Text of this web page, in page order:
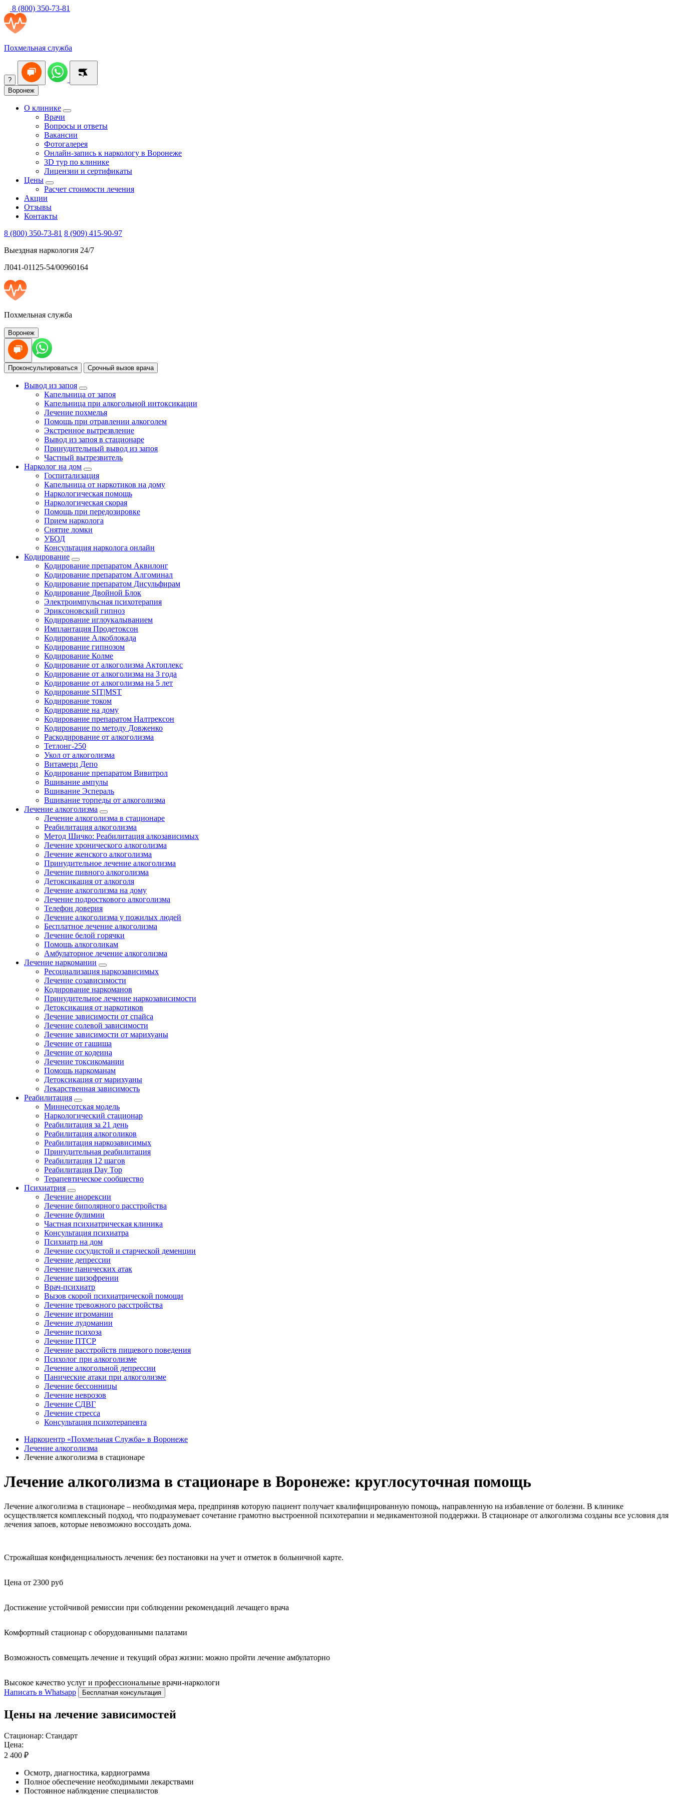
8 (800) 350-73-81
Похмельная служба
?
Воронеж
О клинике
Врачи
Вопросы и ответы
Вакансии
Фотогалерея
Онлайн-запись к наркологу в Воронеже
3D тур по клинике
Лицензии и сертификаты
Цены
Расчет стоимости лечения
Акции
Отзывы
Контакты
8 (800) 350-73-81 8 (909) 415-90-97
Выездная наркология 24/7
Л041-01125-54/00960164
Похмельная служба
Воронеж
Проконсультироваться Срочный вызов врача
Вывод из запоя
Капельница от запоя
Капельница при алкогольной интоксикации
Лечение похмелья
Помощь при отравлении алкоголем
Экстренное вытрезвление
Вывод из запоя в стационаре
Принудительный вывод из запоя
Частный вытрезвитель
Нарколог на дом
Госпитализация
Капельница от наркотиков на дому
Наркологическая помощь
Наркологическая скорая
Помощь при передозировке
Прием нарколога
Снятие ломки
УБОД
Консультация нарколога онлайн
Кодирование
Кодирование препаратом Аквилонг
Кодирование препаратом Алгоминал
Кодирование препаратом Дисульфирам
Кодирование Двойной Блок
Электроимпульсная психотерапия
Эриксоновский гипноз
Кодирование иглоукалыванием
Имплантация Продетоксон
Кодирование Алкоблокада
Кодирование гипнозом
Кодирование Колме
Кодирование от алкоголизма Актоплекс
Кодирование от алкоголизма на 3 года
Кодирование от алкоголизма на 5 лет
Кодирование SIT|MST
Кодирование током
Кодирование на дому
Кодирование препаратом Налтрексон
Кодирование по методу Довженко
Раскодирование от алкоголизма
Тетлонг-250
Укол от алкоголизма
Витамерц Депо
Кодирование препаратом Вивитрол
Вшивание ампулы
Вшивание Эспераль
Вшивание торпеды от алкоголизма
Лечение алкоголизма
Лечение алкоголизма в стационаре
Реабилитация алкоголизма
Метод Шичко: Реабилитация алкозависимых
Лечение хронического алкоголизма
Лечение женского алкоголизма
Принудительное лечение алкоголизма
Лечение пивного алкоголизма
Детоксикация от алкоголя
Лечение алкоголизма на дому
Лечение подросткового алкоголизма
Телефон доверия
Лечение алкоголизма у пожилых людей
Бесплатное лечение алкоголизма
Лечение белой горячки
Помощь алкоголикам
Амбулаторное лечение алкоголизма
Лечение наркомании
Ресоциализация наркозависимых
Лечение созависимости
Кодирование наркоманов
Принудительное лечение наркозависимости
Детоксикация от наркотиков
Лечение зависимости от спайса
Лечение солевой зависимости
Лечение зависимости от марихуаны
Лечение от гашиша
Лечение от кодеина
Лечение токсикомании
Помощь наркоманам
Детоксикация от марихуаны
Лекарственная зависимость
Реабилитация
Миннесотская модель
Наркологический стационар
Реабилитация за 21 день
Реабилитация алкоголиков
Реабилитация наркозависимых
Принудительная реабилитация
Реабилитация 12 шагов
Реабилитация Day Top
Терапевтическое сообщество
Психиатрия
Лечение анорексии
Лечение биполярного расстройства
Лечение булимии
Частная психиатрическая клиника
Консультация психиатра
Психиатр на дом
Лечение сосудистой и старческой деменции
Лечение депрессии
Лечение панических атак
Лечение шизофрении
Врач-психиатр
Вызов скорой психиатрической помощи
Лечение тревожного расстройства
Лечение игромании
Лечение лудомании
Лечение психоза
Лечение ПТСР
Лечение расстройств пищевого поведения
Психолог при алкоголизме
Лечение алкогольной депрессии
Панические атаки при алкоголизме
Лечение бессонницы
Лечение неврозов
Лечение СДВГ
Лечение стресса
Консультация психотерапевта
Наркоцентр «Похмельная Служба» в Воронеже
Лечение алкоголизма
Лечение алкоголизма в стационаре
Лечение алкоголизма в стационаре в Воронеже: круглосуточная помощь
Лечение алкоголизма в стационаре – необходимая мера, предприняв которую пациент получает квалифицированную помощь, направленную на избавление от болезни. В клинике
осуществляется комплексный подход, что подразумевает сочетание грамотно выстроенной психотерапии и медикаментозной поддержки. В стационаре от алкоголизма созданы все условия для
лечения запоев, которые невозможно воссоздать дома.
Строжайшая конфиденциальность лечения: без постановки на учет и отметок в больничной карте.
Цена от 2300 руб
Достижение устойчивой ремиссии при соблюдении рекомендаций лечащего врача
Комфортный стационар с оборудованными палатами
Возможность совмещать лечение и текущий образ жизни: можно пройти лечение амбулаторно
Высокое качество услуг и профессиональные врачи-наркологи
Написать в Whatsapp
Бесплатная консультация
Цены на лечение зависимостей
Стационар: Стандарт
Цена:
2 400 ₽
Осмотр, диагностика, кардиограмма
Полное обеспечение необходимыми лекарствами
Постоянное наблюдение специалистов